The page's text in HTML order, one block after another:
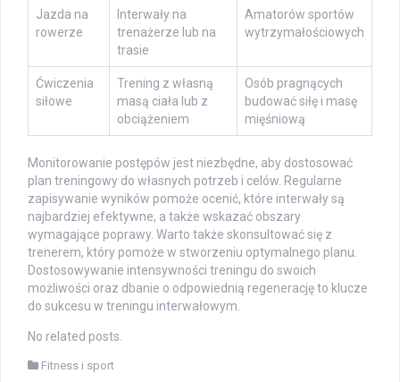
Jazda na
rowerze
Interwały na
trenażerze lub na
trasie
Amatorów sportów
wytrzymałościowych
Ćwiczenia
siłowe
Trening z własną
masą ciała lub z
obciążeniem
Osób pragnących
budować siłę i masę
mięśniową
Monitorowanie postępów jest niezbędne, aby dostosować
plan treningowy do własnych potrzeb i celów. Regularne
zapisywanie wyników pomoże ocenić, które interwały są
najbardziej efektywne, a także wskazać obszary
wymagające poprawy. Warto także skonsultować się z
trenerem, który pomoże w stworzeniu optymalnego planu.
Dostosowywanie intensywności treningu do swoich
możliwości oraz dbanie o odpowiednią regenerację to klucze
do sukcesu w treningu interwałowym.
No related posts.
Fitness i sport